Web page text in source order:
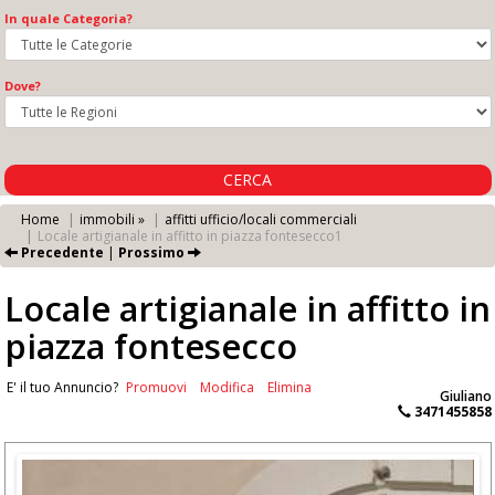
In quale Categoria?
Dove?
CERCA
Home immobili »
affitti ufficio/locali commerciali
Locale artigianale in affitto in piazza fontesecco1
Precedente | Prossimo
Locale artigianale in affitto in
piazza fontesecco
Giuliano
3471455858
E' il tuo Annuncio? Promuovi Modifica Elimina